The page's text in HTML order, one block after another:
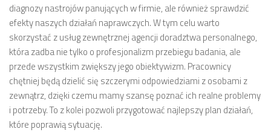
diagnozy nastrojów panujących w firmie, ale również sprawdzić
efekty naszych działań naprawczych. W tym celu warto
skorzystać z usług zewnętrznej agencji doradztwa personalnego,
która zadba nie tylko o profesjonalizm przebiegu badania, ale
przede wszystkim zwiększy jego obiektywizm. Pracownicy
chętniej będą dzielić się szczerymi odpowiedziami z osobami z
zewnątrz, dzięki czemu mamy szansę poznać ich realne problemy
i potrzeby. To z kolei pozwoli przygotować najlepszy plan działań,
które poprawią sytuację.